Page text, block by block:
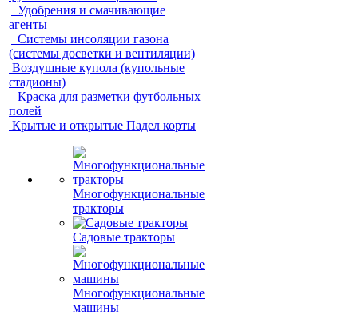
Удобрения и смачивающие
агенты
Системы инсоляции газона
(системы досветки и вентиляции)
Воздушные купола (купольные
стадионы)
Краска для разметки футбольных
полей
Крытые и открытые Падел корты
Многофункциональные
тракторы
Садовые тракторы
Многофункциональные
машины